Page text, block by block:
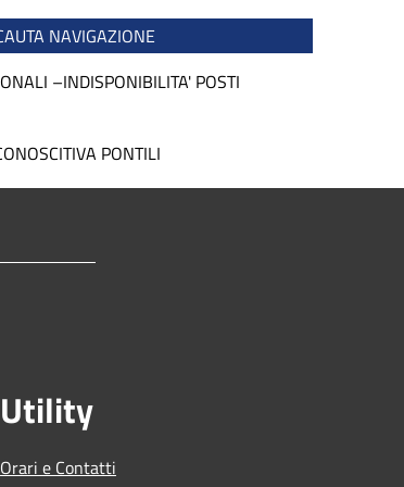
NAVIGAZIONE
–INDISPONIBILITA' POSTI
PONTILI
Utility
Orari e Contatti